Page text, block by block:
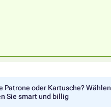
Patrone oder Kartusche? Wählen
Sie smart und billig